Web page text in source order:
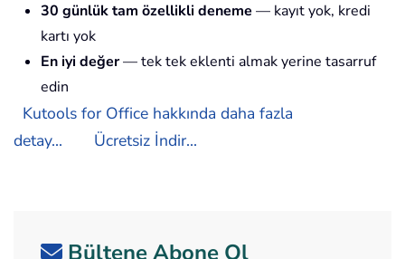
30 günlük tam özellikli deneme — kayıt yok, kredi
kartı yok
En iyi değer— tek tek eklenti almak yerine tasarruf
edin
Kutools for Office hakkında daha fazla
detay...
Ücretsiz İndir...
Bültene Abone Ol